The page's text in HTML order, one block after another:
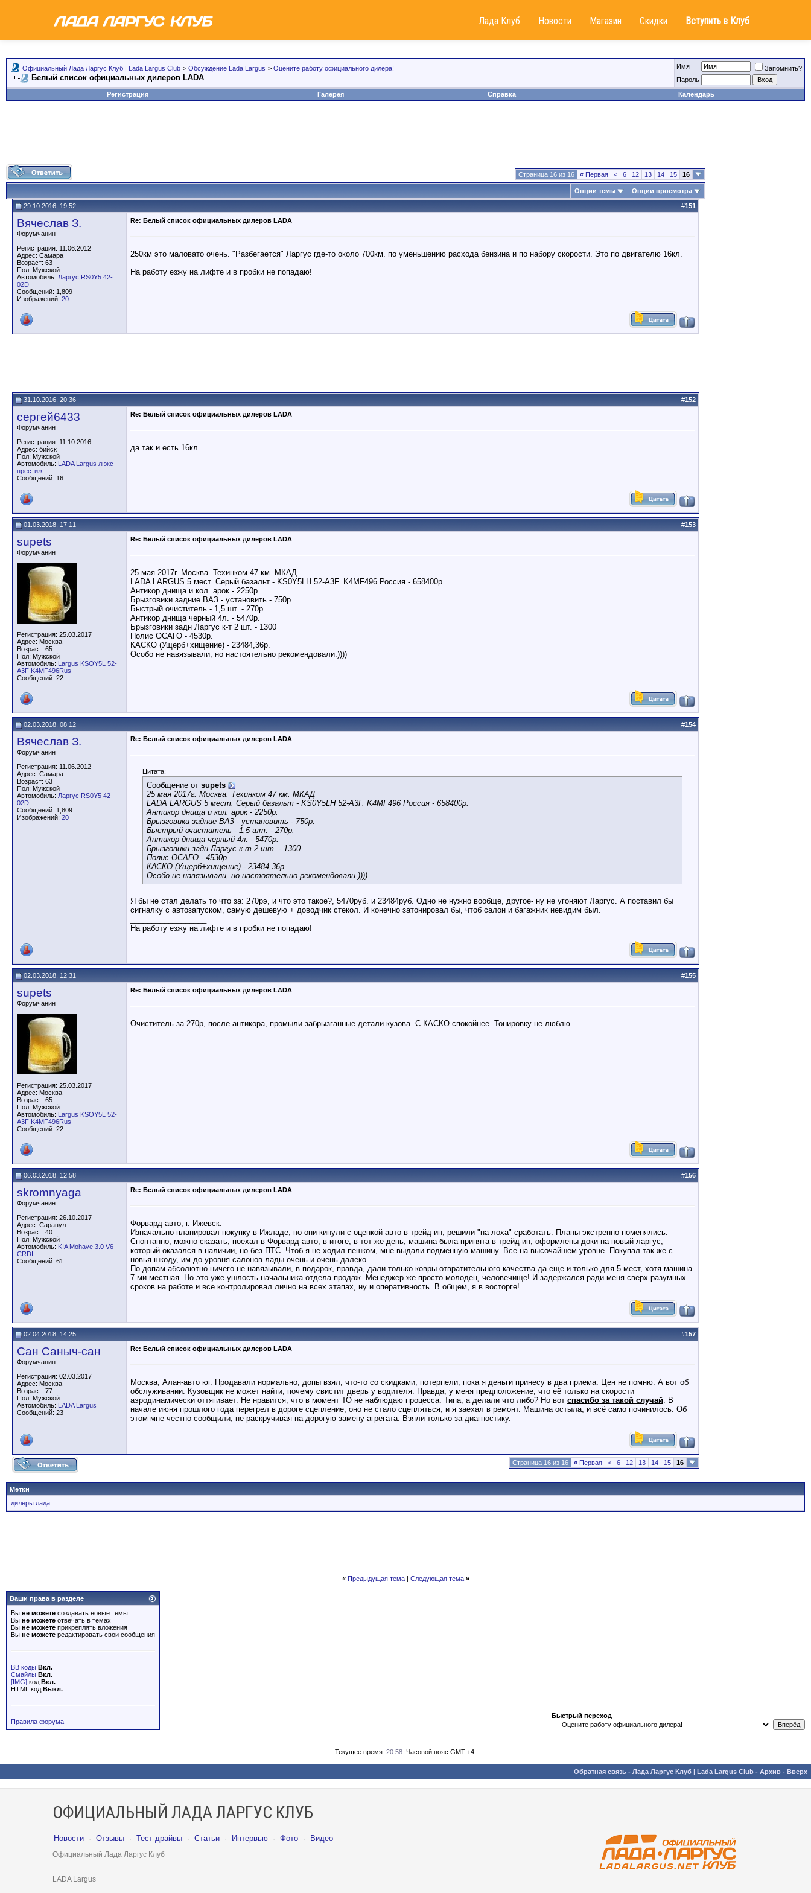
Лада Клуб Новости Магазин Скидки Вступить в Клуб
Официальный Лада Ларгус Клуб | Lada Largus Club > Обсуждение Lada Largus > Оцените работу официального дилера!
Белый список официальных дилеров LADA
Имя
Запомнить?
Пароль
Регистрация
Галерея Справка Календарь
Страница 16 из 16 « Первая < 6 12 13 14 15 16
Опции темы Опции просмотра
29.10.2016, 19:52 #151
Вячеслав З.
Форумчанин
Регистрация: 11.06.2012
Адрес: Самара
Возраст: 63
Пол: Мужской
Автомобиль: Ларгус RS0Y5 42-
02D
Сообщений: 1,809
Изображений: 20
Re: Белый список официальных дилеров LADA
250км это маловато очень. "Разбегается" Ларгус где-то около 700км. по уменьшению расхода бензина и по набору скорости. Это по двигателю 16кл.
На работу езжу на лифте и в пробки не попадаю!
31.10.2016, 20:36 #152
сергей6433
Форумчанин
Регистрация: 11.10.2016
Адрес: бийск
Пол: Мужской
Автомобиль: LADA Largus люкс
престиж
Сообщений: 16
Re: Белый список официальных дилеров LADA
да так и есть 16кл.
01.03.2018, 17:11 #153
supets
Форумчанин
Регистрация: 25.03.2017
Адрес: Москва
Возраст: 65
Пол: Мужской
Автомобиль: Largus KSOY5L 52-
A3F K4MF496Rus
Сообщений: 22
Re: Белый список официальных дилеров LADA
25 мая 2017г. Москва. Техинком 47 км. МКАД
LADA LARGUS 5 мест. Серый базальт - KS0Y5LH 52-A3F. K4MF496 Россия - 658400р.
Антикор днища и кол. арок - 2250р.
Брызговики задние ВАЗ - установить - 750р.
Быстрый очиститель - 1,5 шт. - 270р.
Антикор днища черный 4л. - 5470р.
Брызговики задн Ларгус к-т 2 шт. - 1300
Полис ОСАГО - 4530р.
КАСКО (Ущерб+хищение) - 23484,36р.
Особо не навязывали, но настоятельно рекомендовали.))))
02.03.2018, 08:12 #154
Вячеслав З.
Форумчанин
Регистрация: 11.06.2012
Адрес: Самара
Возраст: 63
Пол: Мужской
Автомобиль: Ларгус RS0Y5 42-
02D
Сообщений: 1,809
Изображений: 20
Re: Белый список официальных дилеров LADA
Цитата:
Сообщение от supets
25 мая 2017г. Москва. Техинком 47 км. МКАД
LADA LARGUS 5 мест. Серый базальт - KS0Y5LH 52-A3F. K4MF496 Россия - 658400р.
Антикор днища и кол. арок - 2250р.
Брызговики задние ВАЗ - установить - 750р.
Быстрый очиститель - 1,5 шт. - 270р.
Антикор днища черный 4л. - 5470р.
Брызговики задн Ларгус к-т 2 шт. - 1300
Полис ОСАГО - 4530р.
КАСКО (Ущерб+хищение) - 23484,36р.
Особо не навязывали, но настоятельно рекомендовали.))))
Я бы не стал делать то что за: 270рэ, и что это такое?, 5470руб. и 23484руб. Одно не нужно вообще, другое- ну не угоняют Ларгус. А поставил бы
сигналку с автозапуском, самую дешевую + доводчик стекол. И конечно затонировал бы, чтоб салон и багажник невидим был.
На работу езжу на лифте и в пробки не попадаю!
02.03.2018, 12:31 #155
supets
Форумчанин
Регистрация: 25.03.2017
Адрес: Москва
Возраст: 65
Пол: Мужской
Автомобиль: Largus KSOY5L 52-
A3F K4MF496Rus
Сообщений: 22
Re: Белый список официальных дилеров LADA
Очиститель за 270р, после антикора, промыли забрызганные детали кузова. С КАСКО спокойнее. Тонировку не люблю.
06.03.2018, 12:58 #156
skromnyaga
Форумчанин
Регистрация: 26.10.2017
Адрес: Сарапул
Возраст: 40
Пол: Мужской
Автомобиль: KIA Mohave 3.0 V6
CRDI
Сообщений: 61
Re: Белый список официальных дилеров LADA
Форвард-авто, г. Ижевск.
Изначально планировал покупку в Ижладе, но они кинули с оценкой авто в трейд-ин, решили "на лоха" сработать. Планы экстренно поменялись.
Спонтанно, можно сказать, поехал в Форвард-авто, в итоге, в тот же день, машина была принята в трейд-ин, оформлены доки на новый ларгус,
который оказался в наличии, но без ПТС. Чтоб я не ходил пешком, мне выдали подменную машину. Все на высочайшем уровне. Покупал так же с
новья шкоду, им до уровня салонов лады очень и очень далеко...
По допам абсолютно ничего не навязывали, в подарок, правда, дали только ковры отвратительного качества да еще и только для 5 мест, хотя машина
7-ми местная. Но это уже ушлость начальника отдела продаж. Менеджер же просто молодец, человечище! И задержался ради меня сверх разумных
сроков на работе и все контролировал лично на всех этапах, ну и оперативность. В общем, я в восторге!
02.04.2018, 14:25 #157
Сан Саныч-сан
Форумчанин
Регистрация: 02.03.2017
Адрес: Москва
Возраст: 77
Пол: Мужской
Автомобиль: LADA Largus
Сообщений: 23
Re: Белый список официальных дилеров LADA
Москва, Алан-авто юг. Продавали нормально, допы взял, что-то со скидками, потерпели, пока я деньги принесу в два приема. Цен не помню. А вот об
обслуживании. Кузовщик не может найти, почему свистит дверь у водителя. Правда, у меня предположение, что её только на скорости
аэродинамически оттягивает. Не нравится, что в момент ТО не наблюдаю процесса. Типа, а делали что либо? Но вот спасибо за такой случай. В
начале июня прошлого года перегрел в дороге сцепление, оно не стало сцепляться, и я заехал в ремонт. Машина остыла, и всё само починилось. Об
этом мне честно сообщили, не раскручивая на дорогую замену агрегата. Взяли только за диагностику.
Страница 16 из 16 « Первая < 6 12 13 14 15 16
Метки
дилеры лада
« Предыдущая тема| Следующая тема »
Ваши права в разделе
Вы не можете создавать новые темы
Вы не можете отвечать в темах
Вы не можете прикреплять вложения
Вы не можете редактировать свои сообщения
BB коды Вкл.
Смайлы Вкл.
[IMG] код Вкл.
HTML код Выкл.
Правила форума
Быстрый переход
Текущее время: 20:58 . Часовой пояс GMT +4.
Обратная связь - Лада Ларгус Клуб | Lada Largus Club - Архив - Вверх
ОФИЦИАЛЬНЫЙ ЛАДА ЛАРГУС КЛУБ
Новости · Отзывы · Тест-драйвы · Статьи · Интервью · Фото · Видео
Официальный Лада Ларгус Клуб
LADA Largus